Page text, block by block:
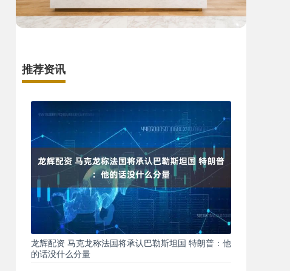
推荐资讯
龙辉配资 马克龙称法国将承认巴勒斯坦国 特朗普：他
的话没什么分量